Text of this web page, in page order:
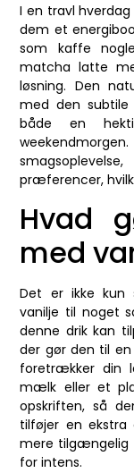
I en travl
dem et
som kaffe
matcha latte
løsning. Den
med den
både en
præferencer,
Hvad
med
Det er ikke kun
vanilje til noget
denne drik kan
der gør den til
foretrækker din
mælk eller et
opskriften, så
tilføjer en ekstra
mere tilgængelig
for intens.